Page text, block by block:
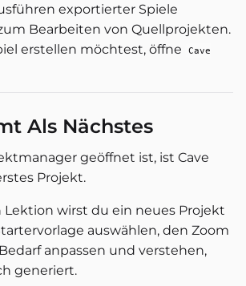
exportierter Spiele
Bearbeiten von Quellprojekten.
erstellen möchtest, öffne
Cave
Als Nächstes
geöffnet ist, ist Cave
Projekt.
Lektion wirst du ein neues Projekt
auswählen, den Zoom
anpassen und verstehen,
generiert.